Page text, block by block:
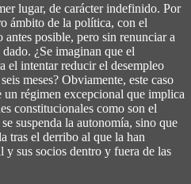
lugar, de carácter indefinido. Por
ámbito de la política, con el
posible, pero sin renunciar a
¿Se imaginan que el
el intentar reducir el desempleo
meses? Obviamente, este caso
un régimen excepcional que implica
constitucionales como son el
suspenda la autonomía, sino que
tras el derribo al que la han
sus socios dentro y fuera de las